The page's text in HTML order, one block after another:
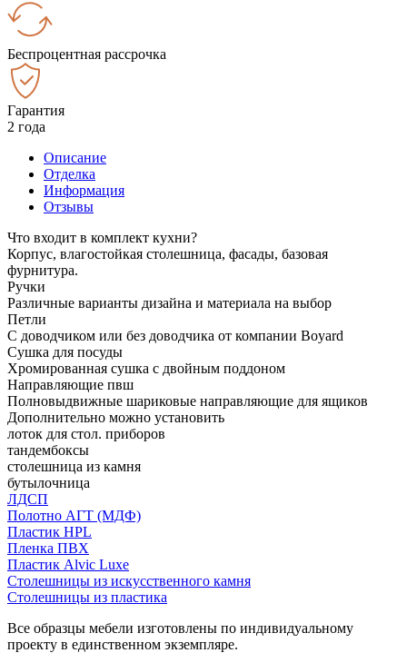
Беспроцентная рассрочка
Гарантия
2 года
Описание
Отделка
Информация
Отзывы
Что входит в комплект кухни?
Корпус, влагостойкая столешница, фасады, базовая
фурнитура.
Ручки
Различные варианты дизайна и материала на выбор
Петли
С доводчиком или без доводчика от компании Boyard
Сушка для посуды
Хромированная сушка с двойным поддоном
Направляющие пвш
Полновыдвижные шариковые направляющие для ящиков
Дополнительно можно установить
лоток для стол. приборов
тандембоксы
столешница из камня
бутылочница
ЛДСП
Полотно АГТ (МДФ)
Пластик HPL
Пленка ПВХ
Пластик Alvic Luxe
Столешницы из искусственного камня
Столешницы из пластика
Все образцы мебели изготовлены по индивидуальному
проекту в единственном экземпляре.